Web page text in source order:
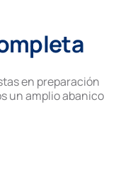
en preparación
un amplio abanico